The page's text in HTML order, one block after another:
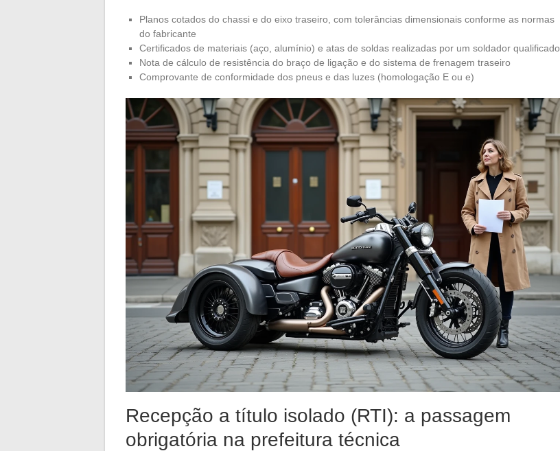
Planos cotados do chassi e do eixo traseiro, com tolerâncias dimensionais conforme as normas
do fabricante
Certificados de materiais (aço, alumínio) e atas de soldas realizadas por um soldador qualificado
Nota de cálculo de resistência do braço de ligação e do sistema de frenagem traseiro
Comprovante de conformidade dos pneus e das luzes (homologação E ou e)
Recepção a título isolado (RTI): a passagem
obrigatória na prefeitura técnica